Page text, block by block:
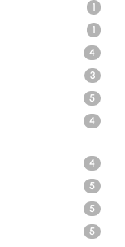
1
1
4
3
5
4
4
5
5
5